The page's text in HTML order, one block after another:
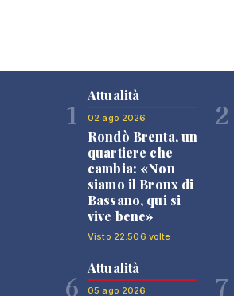
1
Attualità
02 ago 2026
Rondò Brenta, un
quartiere che
cambia: «Non
siamo il Bronx di
Bassano, qui si
vive bene»
Visto 22.506 volte
2
6
Attualità
05 ago 2026 7